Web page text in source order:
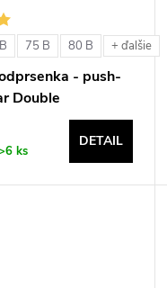
75 B 80 B + ďalšie
- push-
Double
ks
DETAIL